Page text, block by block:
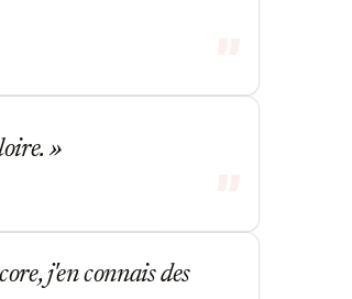
j'en connais des